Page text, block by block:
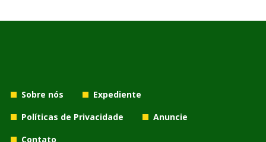
Sobre nós
Expediente
Políticas de Privacidade
Anuncie
Contato